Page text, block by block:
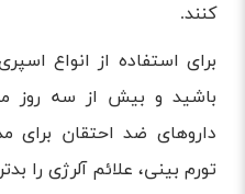
کنند.
برای استفاده از انواع
باشید و بیش از سه روز
داروهای ضد احتقان برای
تورم بینی، علائم آلرژی را